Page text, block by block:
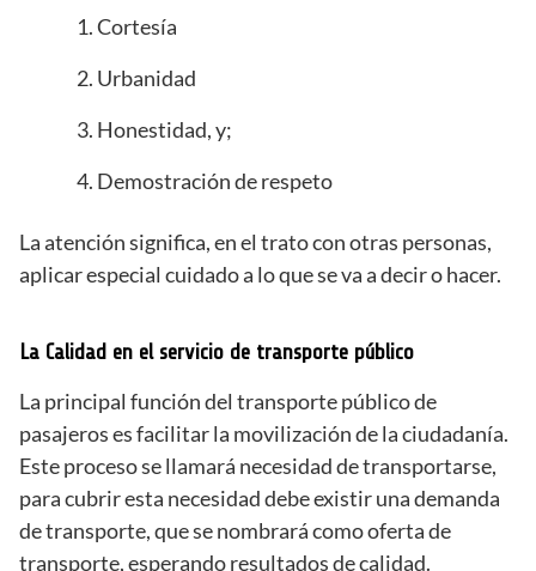
Cortesía
Urbanidad
Honestidad, y;
Demostración de respeto
La atención significa, en el trato con otras personas,
aplicar especial cuidado a lo que se va a decir o hacer.
La Calidad en el servicio de transporte público
La principal función del transporte público de
pasajeros es facilitar la movilización de la ciudadanía.
Este proceso se llamará necesidad de transportarse,
para cubrir esta necesidad debe existir una demanda
de transporte, que se nombrará como oferta de
transporte, esperando resultados de calidad.